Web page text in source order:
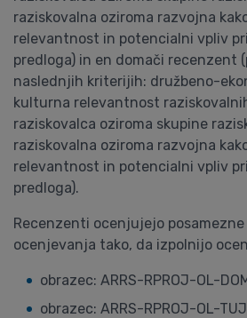
raziskovalna oziroma razvojna
relevantnost in potencialni vpliv
predloga) in en domači recenzent
naslednjih kriterijih: družbeno-
kulturna relevantnost
raziskovalca oziroma skupine
raziskovalna oziroma razvojna
relevantnost in potencialni vpliv
predloga).
Recenzenti ocenjujejo
ocenjevanja tako, da izpolnijo
obrazec: ARRS-RPROJ-OL-
obrazec: ARRS-RPROJ-OL-